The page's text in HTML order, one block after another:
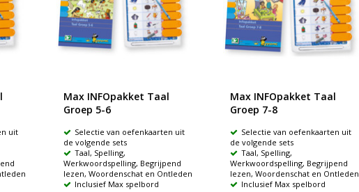
uit
Max INFOpakket Taal
Groep 5-6
Selectie van oefenkaarten uit
de volgende sets
Taal, Spelling,
Werkwoordspelling, Begrijpend
lezen, Woordenschat en Ontleden
Inclusief Max spelbord
Max INFOpakket Taal
Groep 7-8
Selectie van oefenkaarten uit
de volgende sets
Taal, Spelling,
Werkwoordspelling, Begrijpend
lezen, Woordenschat en Ontleden
Inclusief Max spelbord